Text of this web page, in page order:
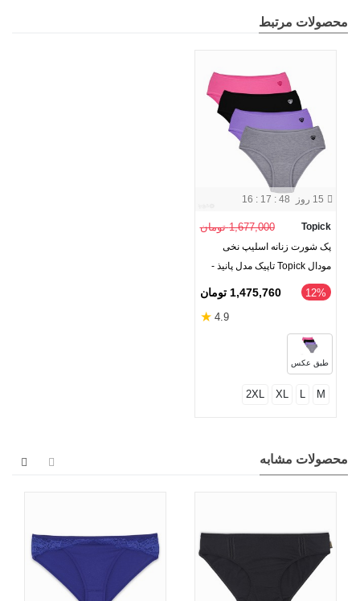
محصولات مرتبط
15 روز 16 : 17 : 48
Topick 1,677,000 تومان
پک شورت زنانه اسلیپ نخی
مودال Topick تاپیک مدل پانیذ -
بسته 4 عددی
‎12% 1,475,760 تومان
4.9
★
طبق عکس
M
L
XL
2XL
محصولات مشابه